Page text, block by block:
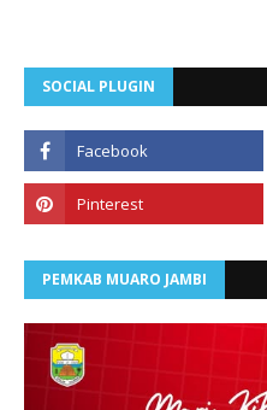
SOCIAL PLUGIN
PEMKAB MUARO JAMBI